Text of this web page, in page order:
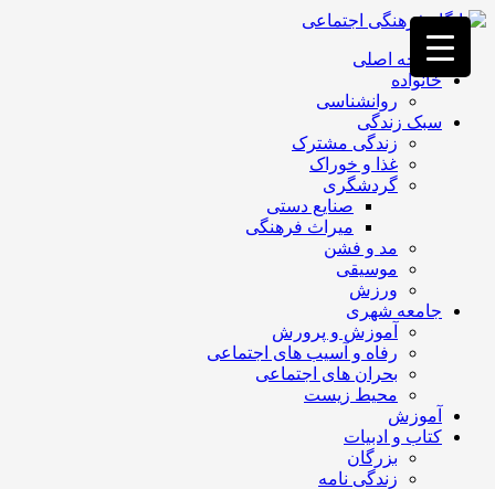
فصد
خون
غرب
تهران
خشکشویی
تصفیه
تهران
صفحه اصلی
خانواده
روانشناسی
سبک زندگی
زندگی مشترک
غذا و خوراک
گردشگری
صنایع دستی
میراث فرهنگی
مد و فشن
موسیقی
ورزش
جامعه شهری
آموزش و پرورش
رفاه و آسیب های اجتماعی
بحران های اجتماعی
محیط زیست
آموزش
کتاب و ادبیات
بزرگان
زندگی نامه